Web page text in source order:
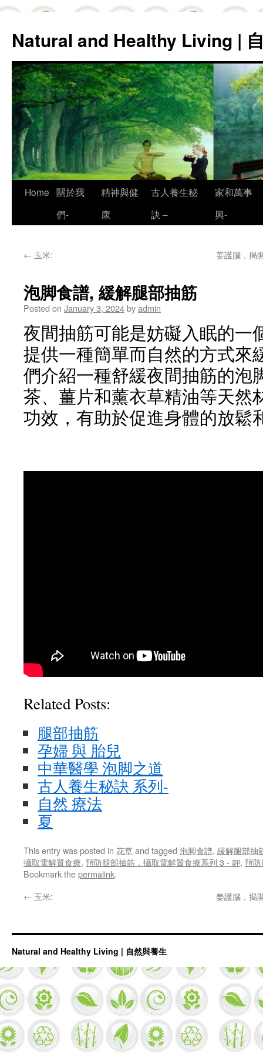
Natural and Healthy Living |
Skip
Home 關於我
們-
精神與健
康
古人養生秘
訣 –
家和萬事
興-
← 玉米: 姜護腦，揭
泡脚食譜, 緩解腿部抽筋
Posted on January 3, 2024byadmin
夜間抽筋可能是妨礙入眠的一
提供一種簡單而自然的方式來
們介紹一種舒緩夜間抽筋的泡
茶、薑片和薰衣草精油等天然
功效，有助於促進身體的放鬆
Related Posts:
腿部抽筋
孕婦 與 胎兒
中華醫學 泡脚之道
古人養生秘訣 系列-
自然 療法
夏
This entry was posted in 花草and tagged 泡脚食譜, 緩解腿部抽
攝取電解質食療, 預防腿部抽筋，攝取電解質食療系列 3 - 鉀, 預
Bookmark thepermalink.
← 玉米: 姜護腦，揭
Natural and Healthy Living | 自然與養生